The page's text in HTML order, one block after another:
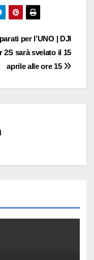
per l’UNO | DJI
2S sarà svelato il 15
aprile alle ore 15